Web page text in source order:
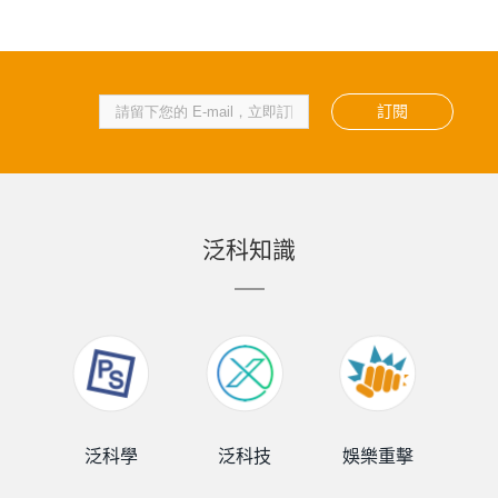
訂閱
泛科知識
泛科學 泛科技 娛樂重擊